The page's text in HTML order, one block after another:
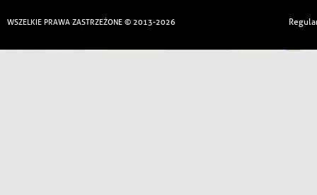
WSZELKIE PRAWA ZASTRZEŻONE © 2013-2026